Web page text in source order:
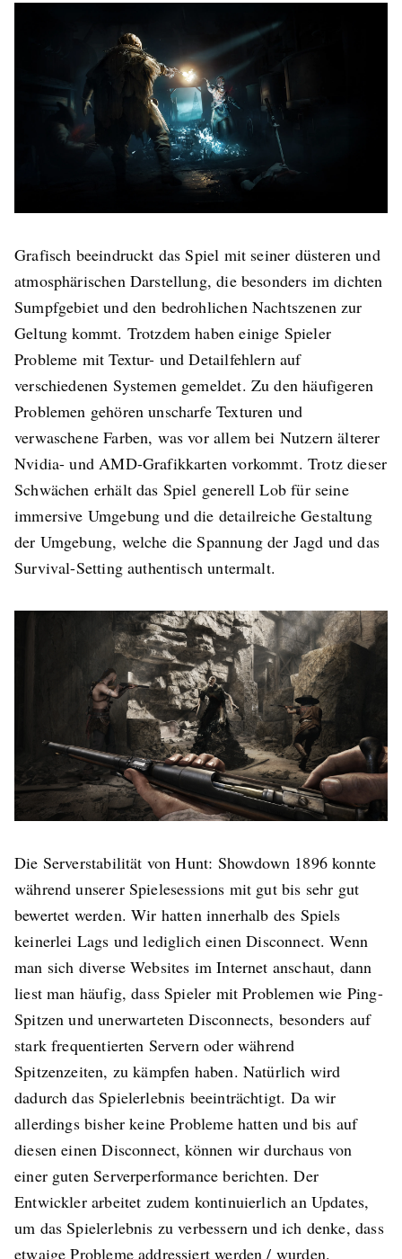
Grafisch beeindruckt das Spiel mit seiner düsteren und
atmosphärischen Darstellung, die besonders im dichten
Sumpfgebiet und den bedrohlichen Nachtszenen zur
Geltung kommt. Trotzdem haben einige Spieler
Probleme mit Textur- und Detailfehlern auf
verschiedenen Systemen gemeldet. Zu den häufigeren
Problemen gehören unscharfe Texturen und
verwaschene Farben, was vor allem bei Nutzern älterer
Nvidia- und AMD-Grafikkarten vorkommt. Trotz dieser
Schwächen erhält das Spiel generell Lob für seine
immersive Umgebung und die detailreiche Gestaltung
der Umgebung, welche die Spannung der Jagd und das
Survival-Setting authentisch untermalt.
Die Serverstabilität von Hunt: Showdown 1896 konnte
während unserer Spielesessions mit gut bis sehr gut
bewertet werden. Wir hatten innerhalb des Spiels
keinerlei Lags und lediglich einen Disconnect. Wenn
man sich diverse Websites im Internet anschaut, dann
liest man häufig, dass Spieler mit Problemen wie Ping-
Spitzen und unerwarteten Disconnects, besonders auf
stark frequentierten Servern oder während
Spitzenzeiten, zu kämpfen haben. Natürlich wird
dadurch das Spielerlebnis beeinträchtigt. Da wir
allerdings bisher keine Probleme hatten und bis auf
diesen einen Disconnect, können wir durchaus von
einer guten Serverperformance berichten. Der
Entwickler arbeitet zudem kontinuierlich an Updates,
um das Spielerlebnis zu verbessern und ich denke, dass
etwaige Probleme addressiert werden / wurden.